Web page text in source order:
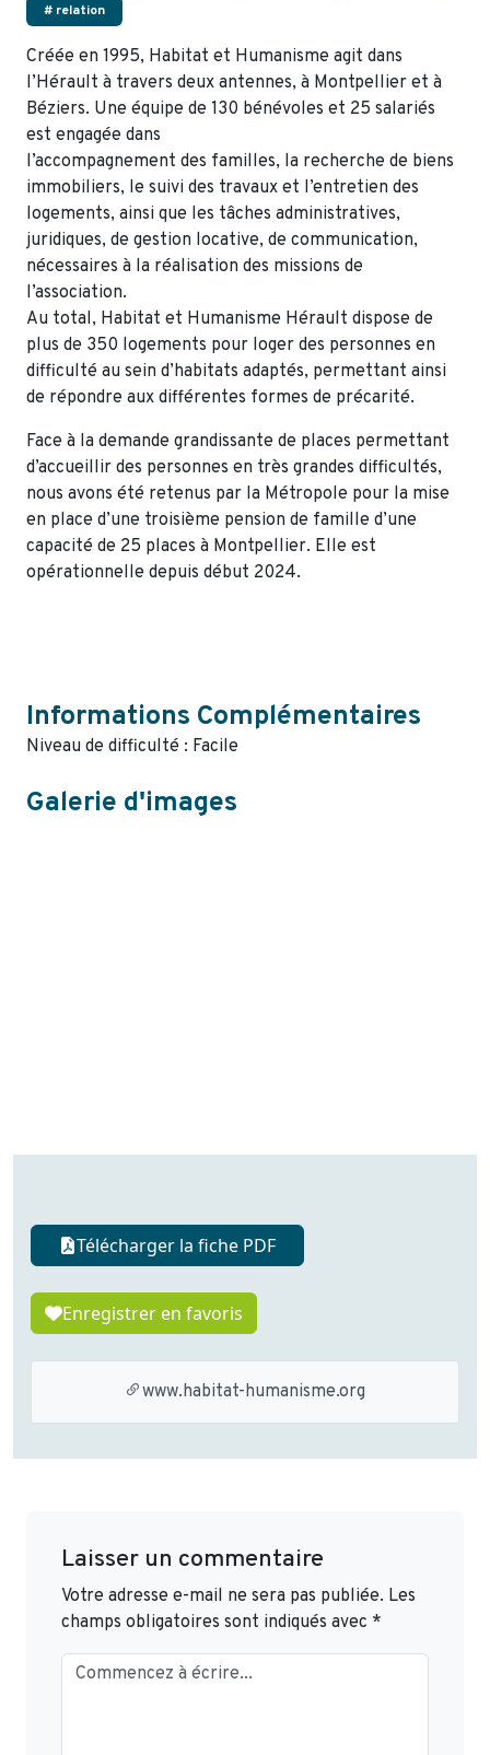
# relation
Créée en 1995, Habitat et Humanisme agit dans
l’Hérault à travers deux antennes, à Montpellier et à
Béziers. Une équipe de 130 bénévoles et 25 salariés
est engagée dans
l’accompagnement des familles, la recherche de biens
immobiliers, le suivi des travaux et l’entretien des
logements, ainsi que les tâches administratives,
juridiques, de gestion locative, de communication,
nécessaires à la réalisation des missions de
l’association.
Au total, Habitat et Humanisme Hérault dispose de
plus de 350 logements pour loger des personnes en
difficulté au sein d’habitats adaptés, permettant ainsi
de répondre aux différentes formes de précarité.
Face à la demande grandissante de places permettant
d’accueillir des personnes en très grandes difficultés,
nous avons été retenus par la Métropole pour la mise
en place d’une troisième pension de famille d’une
capacité de 25 places à Montpellier. Elle est
opérationnelle depuis début 2024.
Informations Complémentaires
Niveau de difficulté : Facile
Galerie d'images
Télécharger la fiche PDF
Enregistrer en favoris
www.habitat-humanisme.org
Laisser un commentaire
Votre adresse e-mail ne sera pas publiée. Les
champs obligatoires sont indiqués avec *